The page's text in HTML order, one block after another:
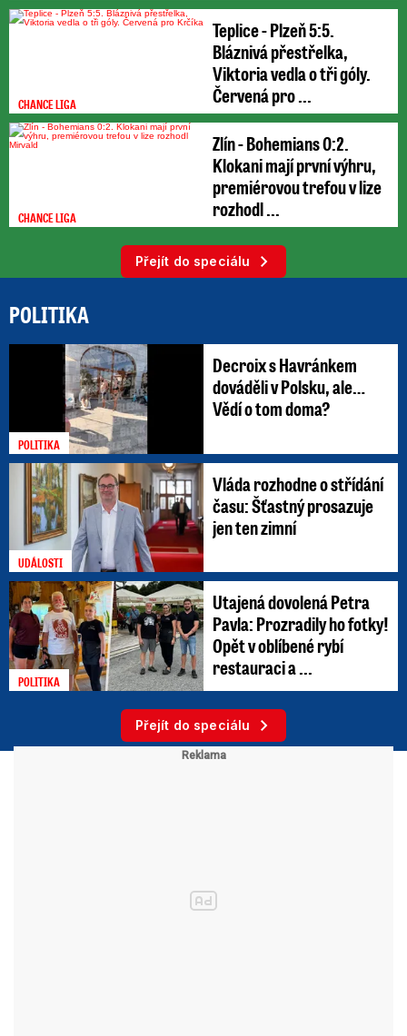
CHANCE LIGA
Teplice - Plzeň 5:5.
Bláznivá přestřelka,
Viktoria vedla o tři góly.
Červená pro ...
CHANCE LIGA
Zlín - Bohemians 0:2.
Klokani mají první výhru,
premiérovou trefou v lize
rozhodl ...
Přejít do speciálu
POLITIKA
POLITIKA
Decroix s Havránkem
dováděli v Polsku, ale…
Vědí o tom doma?
UDÁLOSTI
Vláda rozhodne o střídání
času: Šťastný prosazuje
jen ten zimní
POLITIKA
Utajená dovolená Petra
Pavla: Prozradily ho fotky!
Opět v oblíbené rybí
restauraci a ...
Přejít do speciálu